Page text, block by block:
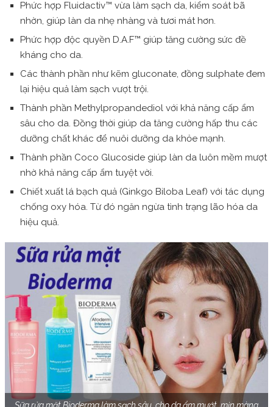
Phức hợp Fluidactiv™ vừa làm sạch da, kiểm soát bã
nhờn, giúp làn da nhẹ nhàng và tươi mát hơn.
Phức hợp độc quyền D.A.F™ giúp tăng cường sức đề
kháng cho da.
Các thành phần như kẽm gluconate, đồng sulphate đem
lại hiệu quả làm sạch vượt trội.
Thành phần Methylpropandediol với khả năng cấp ẩm
sâu cho da. Đồng thời giúp da tăng cường hấp thu các
dưỡng chất khác để nuôi dưỡng da khỏe mạnh.
Thành phần Coco Glucoside giúp làn da luôn mềm mượt
nhờ khả năng cấp ẩm tuyệt vời.
Chiết xuất lá bạch quả (Ginkgo Biloba Leaf) với tác dụng
chống oxy hóa. Từ đó ngăn ngừa tình trạng lão hóa da
hiệu quả.
Sữa rửa mặt Bioderma làm sạch sâu, cho da ẩm mướt, mịn màng